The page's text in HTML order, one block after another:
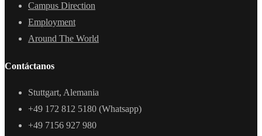
Campus Direction
Employment
Around The World
Contáctanos
Stuttgart, Alemania
+49 172 812 5180 (Whatsapp)
+49 7156 927 980